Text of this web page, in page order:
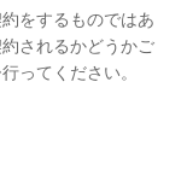
をするものではあ
されるかどうかご
ってください。